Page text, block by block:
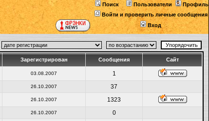
Поиск Пользователи
Профиль
Войти и проверить личные сообщения
Вход
Зарегистрирован Сообщения Сайт
03.08.2007
1
26.10.2007
37
26.10.2007
1323
26.10.2007
0